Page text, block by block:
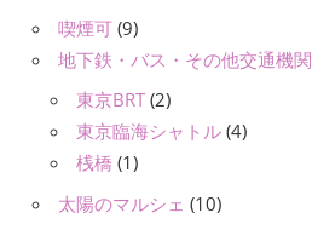
喫煙可 (9)
地下鉄・バス・その他交通機関
東京BRT (2)
東京臨海シャトル (4)
桟橋 (1)
太陽のマルシェ (10)